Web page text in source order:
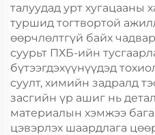
талуудад урт хугацааны
туршид тогтвортой
өөрчлөлтгүй байх
суурьт ПХБ-ийн
бүтээгдэхүүнүүдэд
суулт, химийн задралд
засгийн үр ашиг нь
материалын хэмжээ
цэвэрлэх шаардлага